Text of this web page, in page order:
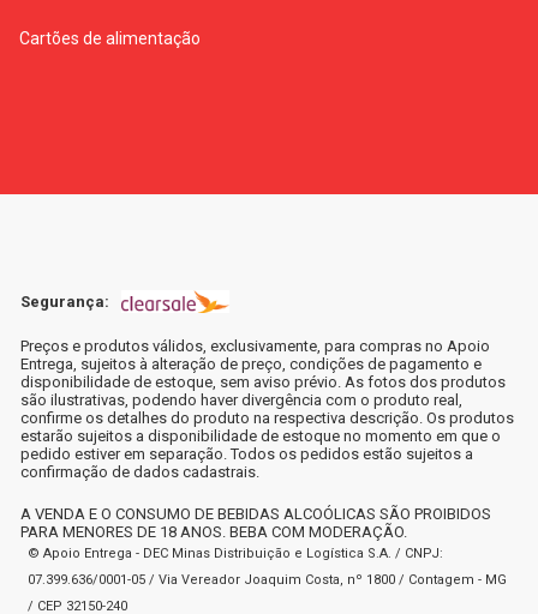
Cartões de alimentação
Segurança:
Preços e produtos válidos, exclusivamente, para compras no Apoio
Entrega, sujeitos à alteração de preço, condições de pagamento e
disponibilidade de estoque, sem aviso prévio. As fotos dos produtos
são ilustrativas, podendo haver divergência com o produto real,
confirme os detalhes do produto na respectiva descrição. Os produtos
estarão sujeitos a disponibilidade de estoque no momento em que o
pedido estiver em separação. Todos os pedidos estão sujeitos a
confirmação de dados cadastrais.
A VENDA E O CONSUMO DE BEBIDAS ALCOÓLICAS SÃO PROIBIDOS
PARA MENORES DE 18 ANOS. BEBA COM MODERAÇÃO.
© Apoio Entrega - DEC Minas Distribuição e Logística S.A. / CNPJ:
07.399.636/0001-05 / Via Vereador Joaquim Costa, nº 1800 / Contagem - MG
/ CEP 32150-240